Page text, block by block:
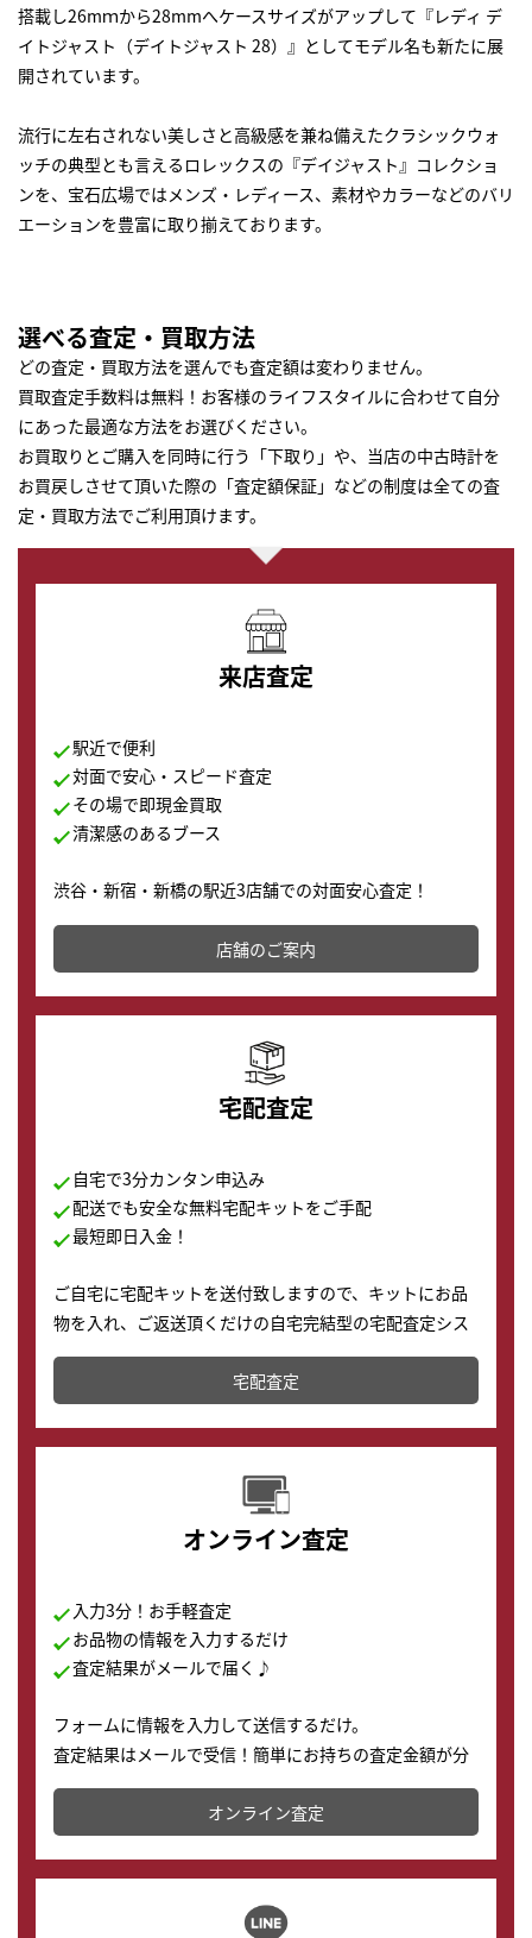
搭載し26mｍから28mmへケースサイズがアップして『レディ デ
イトジャスト（デイトジャスト 28）』としてモデル名も新たに展
開されています。
流行に左右されない美しさと高級感を兼ね備えたクラシックウォ
ッチの典型とも言えるロレックスの『デイジャスト』コレクショ
ンを、宝石広場ではメンズ・レディース、素材やカラーなどのバリ
エーションを豊富に取り揃えております。
選べる査定・買取方法
どの査定・買取方法を選んでも査定額は変わりません。
買取査定手数料は無料！お客様のライフスタイルに合わせて自分
にあった最適な方法をお選びください。
お買取りとご購入を同時に行う「下取り」や、当店の中古時計を
お買戻しさせて頂いた際の「査定額保証」などの制度は全ての査
定・買取方法でご利用頂けます。
来店査定
駅近で便利
対面で安心・スピード査定
その場で即現金買取
清潔感のあるブース
渋谷・新宿・新橋の駅近3店舗での対面安心査定！
その場で現金買取致します。渋谷本店では、時計販売の
店舗を併設しており、下取りに出してお得に新しい時計
の購入もできます♪
店舗のご案内
宅配査定
自宅で3分カンタン申込み
配送でも安全な無料宅配キットをご手配
最短即日入金！
ご自宅に宅配キットを送付致しますので、キットにお品
物を入れ、ご返送頂くだけの自宅完結型の宅配査定シス
テムです。
配送でも簡単&安全に査定・買取に出すことが可能で
す。
宅配査定
オンライン査定
入力3分！お手軽査定
お品物の情報を入力するだけ
査定結果がメールで届く♪
フォームに情報を入力して送信するだけ。
査定結果はメールで受信！簡単にお持ちの査定金額が分
かります。
オンライン査定